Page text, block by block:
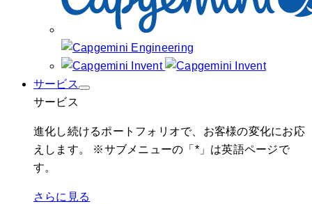
サービス
サービス
進化し続けるポートフォリオで、お客様の変化にお応
えします。 ※サブメニューの「*」は英語ページで
す。
さらに見る